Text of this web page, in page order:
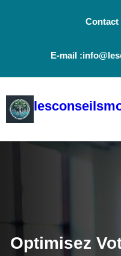
Contact
E-mail
Optimisez